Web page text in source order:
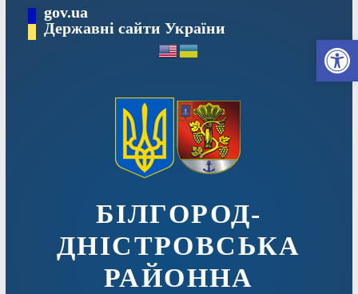
вмісту
gov.ua
Державні сайти України
БІЛГОРОД-
ДНІСТРОВСЬКА
РАЙОННА